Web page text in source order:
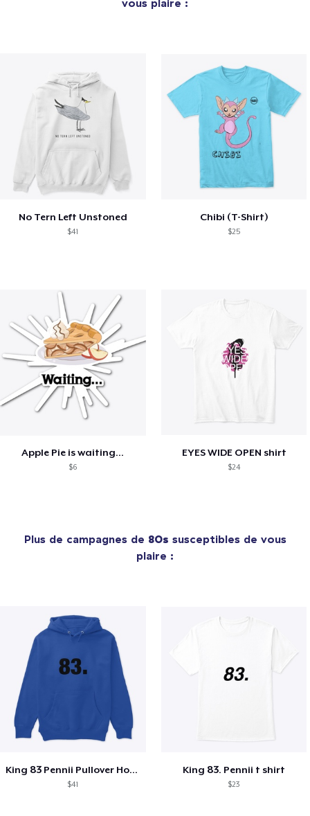
No Tern Left Unstoned
$41
Chibi (T-Shirt)
$25
Apple Pie is waiting...
$6
EYES WIDE OPEN shirt
$24
Plus de campagnes de 80s susceptibles de vous
plaire :
King 83 Pennii Pullover Hoodie
$41
King 83. Pennii t shirt
$23